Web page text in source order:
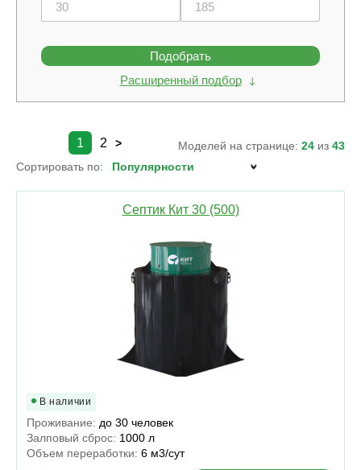
Подобрать
Расширенный подбор
1 2 > Моделей на странице: 24 из 43
Сортировать по:
Септик Кит 30 (500)
В наличии
Проживание: до 30 человек
Залповый сброс: 1000 л
Объем переработки: 6 м3/сут